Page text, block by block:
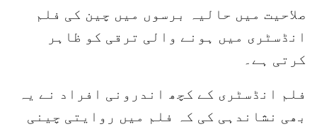
صلاحیت میں حالیہ برسوں میں چین کی فلم
انڈسٹری میں ہونے والی ترقی کو ظاہر
کرتی ہے۔
فلم انڈسٹری کے کچھ اندرونی افراد نے یہ
بھی نشاندہی کی کہ فلم میں روایتی چینی